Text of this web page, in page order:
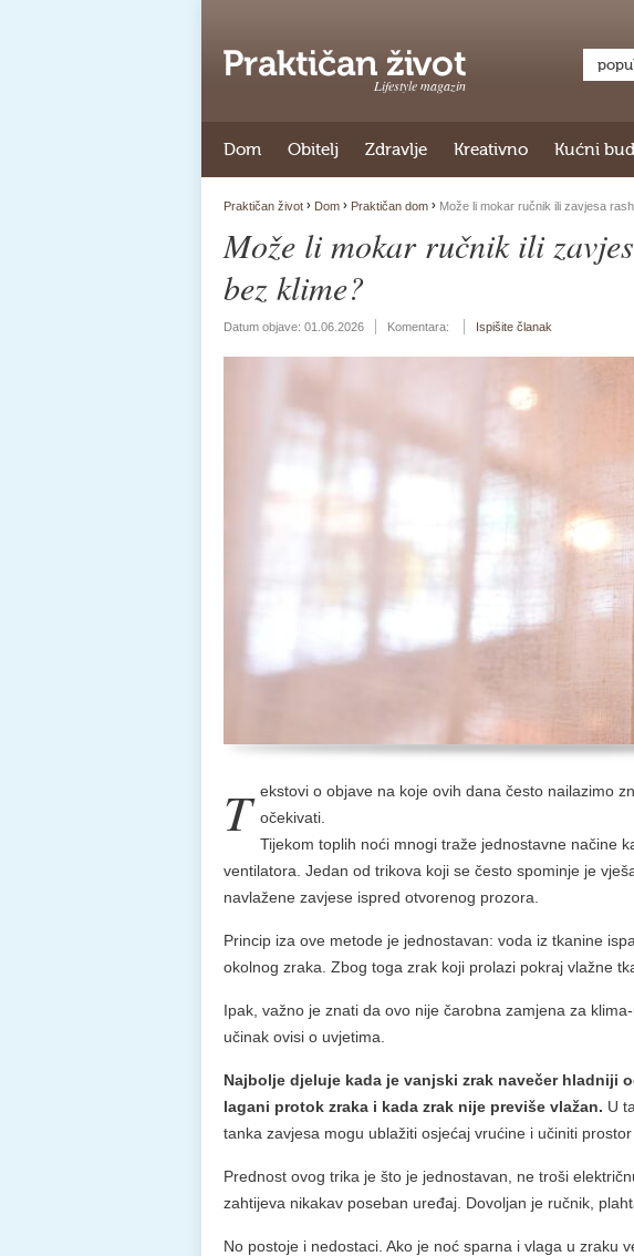
Lifestyle magazin
Dom Obitelj Zdravlje Kreativno Kućni
Praktičan život › Dom › Praktičan dom › Može li mokar ručnik ili zavjesa
Može li mokar ručnik ili
bez klime?
Datum objave: 01.06.2026 Komentara: Ispišite članak
T ekstovi o objave na koje ovih dana često nailazimo
očekivati.
Tijekom toplih noći mnogi traže jednostavne načine
ventilatora. Jedan od trikova koji se često spominje je
navlažene zavjese ispred otvorenog prozora.
Princip iza ove metode je jednostavan: voda iz tkanine
okolnog zraka. Zbog toga zrak koji prolazi pokraj vlažne
Ipak, važno je znati da ovo nije čarobna zamjena za
učinak ovisi o uvjetima.
Najbolje djeluje kada je vanjski zrak navečer hladniji
lagani protok zraka i kada zrak nije previše vlažan. U
tanka zavjesa mogu ublažiti osjećaj vrućine i učiniti
Prednost ovog trika je što je jednostavan, ne troši
zahtijeva nikakav poseban uređaj. Dovoljan je ručnik,
No postoje i nedostaci. Ako je noć sparna i vlaga u zraku